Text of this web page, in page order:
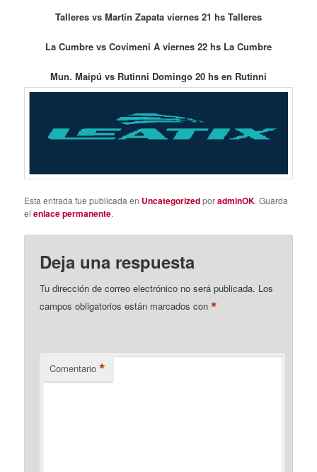
Talleres vs Martín Zapata viernes 21 hs Talleres
La Cumbre vs Covimeni A viernes 22 hs La Cumbre
Mun. Maipú vs Rutinni Domingo 20 hs en Rutinni
Esta entrada fue publicada en UncategorizedporadminOK. Guarda
elenlace permanente.
Deja una respuesta
Tu dirección de correo electrónico no será publicada. Los
campos obligatorios están marcados con*
Comentario *